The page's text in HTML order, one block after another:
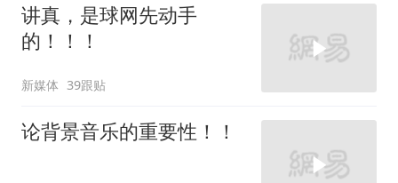
讲真，是球网先动手
的！！！
新媒体 39跟贴
论背景音乐的重要性！！